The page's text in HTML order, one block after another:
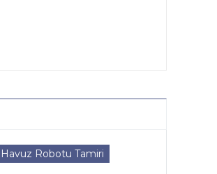
Havuz Robotu Tamiri